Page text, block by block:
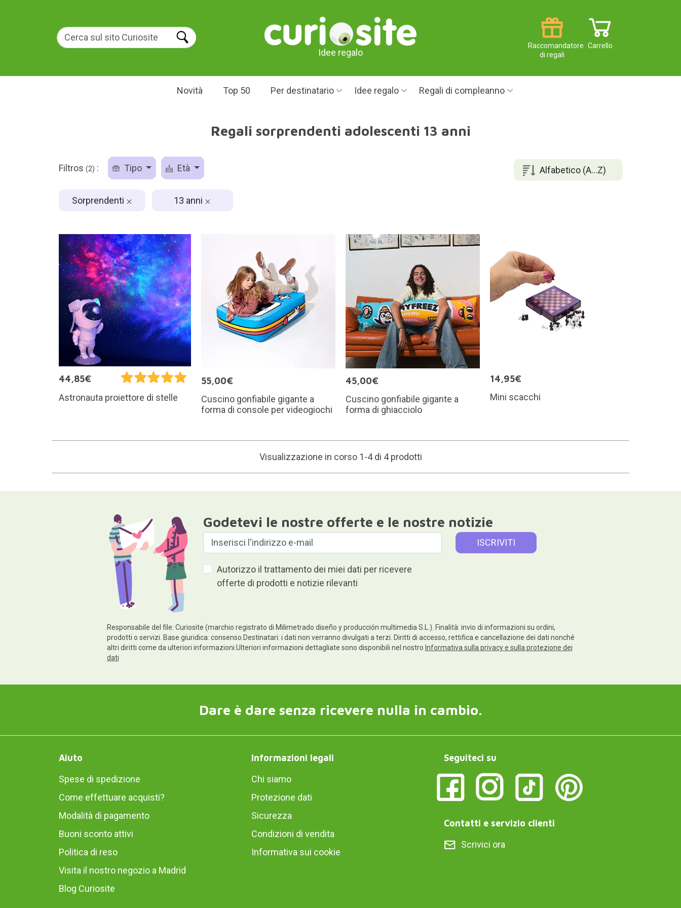
Idee regalo
Carrello
Raccomandatore
di regali
Novità Top 50 Per destinatario Idee regalo Regali di compleanno
Regali sorprendenti adolescenti 13 anni
Alfabetico (A...Z)
Filtros (2) : Tipo Età
Sorprendenti 13 anni
44,85€
Astronauta proiettore di stelle
55,00€
Cuscino gonfiabile gigante a
forma di console per videogiochi
45,00€
Cuscino gonfiabile gigante a
forma di ghiacciolo
14,95€
Mini scacchi
Visualizzazione in corso 1-4 di 4 prodotti
Godetevi le nostre offerte e le nostre notizie
Autorizzo il trattamento dei miei dati per ricevere
offerte di prodotti e notizie rilevanti
Responsabile del file: Curiosite (marchio registrato di Milimetrado diseño y producción multimedia S.L.). Finalità: invio di informazioni su ordini,
prodotti o servizi. Base giuridica: consenso.Destinatari: i dati non verranno divulgati a terzi. Diritti di accesso, rettifica e cancellazione dei dati nonché
altri diritti come da ulteriori informazioni.Ulteriori informazioni dettagliate sono disponibili nel nostro Informativa sulla privacy e sulla protezione dei
dati
Dare è dare senza ricevere nulla in cambio.
Aiuto
Spese di spedizione
Come effettuare acquisti?
Modalità di pagamento
Buoni sconto attivi
Politica di reso
Visita il nostro negozio a Madrid
Blog Curiosite
Informazioni legali
Chi siamo
Protezione dati
Sicurezza
Condizioni di vendita
Informativa sui cookie
Seguiteci su
Contatti e servizio clienti
Scrivici ora